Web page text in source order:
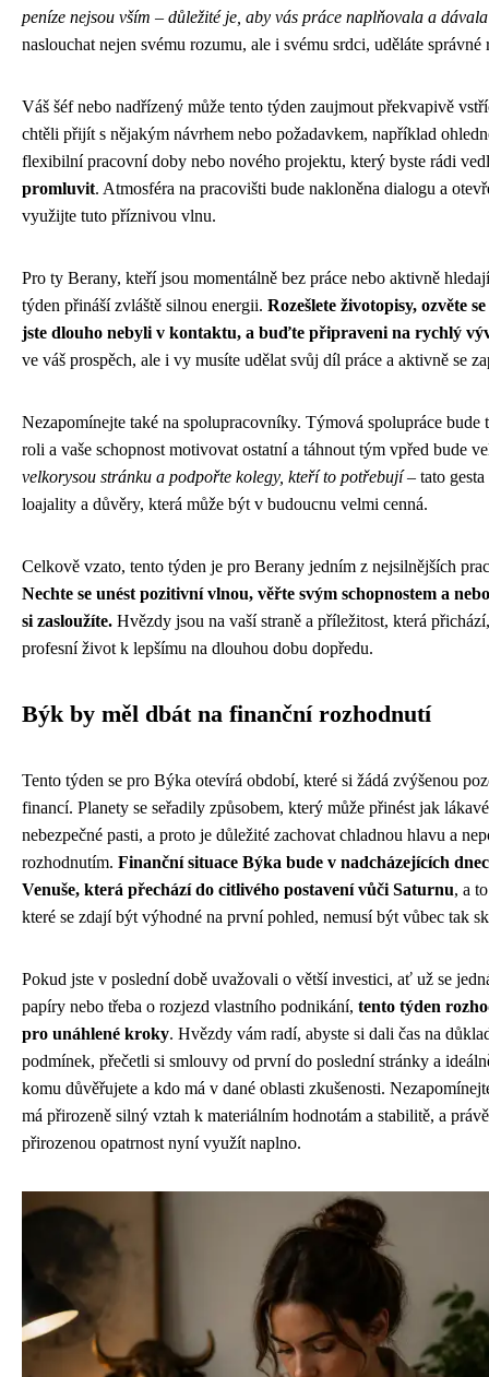
peníze nejsou vším – důležité je, aby vás práce naplňovala a
naslouchat nejen svému rozumu, ale i svému srdci, uděláte správné
Váš šéf nebo nadřízený může tento týden zaujmout překvapivě
chtěli přijít s nějakým návrhem nebo požadavkem, například
flexibilní pracovní doby nebo nového projektu, který byste rádi
promluvit. Atmosféra na pracovišti bude nakloněna dialogu a
využijte tuto příznivou vlnu.
Pro ty Berany, kteří jsou momentálně bez práce nebo aktivně
týden přináší zvláště silnou energii. Rozešlete životopisy, ozvěte
jste dlouho nebyli v kontaktu, a buďte připraveni na rychlý
ve váš prospěch, ale i vy musíte udělat svůj díl práce a aktivně se
Nezapomínejte také na spolupracovníky. Týmová spolupráce bude
roli a vaše schopnost motivovat ostatní a táhnout tým vpřed bude
velkorysou stránku a podpořte kolegy, kteří to potřebují– tato gesta
loajality a důvěry, která může být v budoucnu velmi cenná.
Celkově vzato, tento týden je pro Berany jedním z nejsilnějších
Nechte se unést pozitivní vlnou, věřte svým schopnostem a
si zasloužíte. Hvězdy jsou na vaší straně a příležitost, která
profesní život k lepšímu na dlouhou dobu dopředu.
Býk by měl dbát na finanční rozhodnutí
Tento týden se pro Býka otevírá období, které si žádá zvýšenou
financí. Planety se seřadily způsobem, který může přinést jak
nebezpečné pasti, a proto je důležité zachovat chladnou hlavu a
rozhodnutím. Finanční situace Býka bude v nadcházejících
Venuše, která přechází do citlivého postavení vůči Saturnu, a
které se zdají být výhodné na první pohled, nemusí být vůbec tak
Pokud jste v poslední době uvažovali o větší investici, ať už se
papíry nebo třeba o rozjezd vlastního podnikání, tento týden
pro unáhlené kroky. Hvězdy vám radí, abyste si dali čas na
podmínek, přečetli si smlouvy od první do poslední stránky a
komu důvěřujete a kdo má v dané oblasti zkušenosti.
má přirozeně silný vztah k materiálním hodnotám a stabilitě, a
přirozenou opatrnost nyní využít naplno.